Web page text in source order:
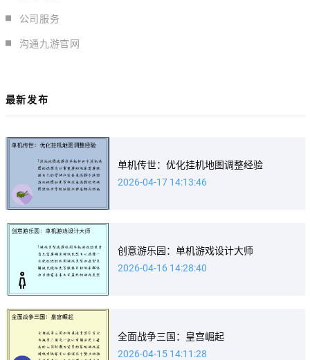
公司服务
沟通九游官网
最新发布
单机传世：优化挂机地图调整经验
2026-04-17 14:13:46
创意游乐园：单机游戏设计大师
2026-04-16 14:28:40
全面战争三国：皇宫崛起
2026-04-15 14:11:28